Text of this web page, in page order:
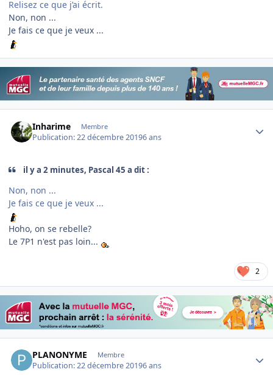
Relisez ce que j’ai écrit.
Non, non ...
Je fais ce que je veux ...
Inharime Membre
Publication:22 décembre 20196 ans
il y a 2 minutes, Pascal 45 a dit :
Non, non ...
Je fais ce que je veux ...
Hoho, on se rebelle?
Le 7P1 n'est pas loin...
2
PLANONYME Membre
Publication:22 décembre 20196 ans